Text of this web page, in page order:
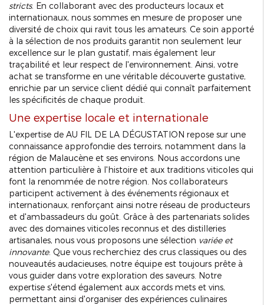
stricts. En collaborant avec des producteurs locaux et
internationaux, nous sommes en mesure de proposer une
diversité de choix qui ravit tous les amateurs. Ce soin apporté
à la sélection de nos produits garantit non seulement leur
excellence sur le plan gustatif, mais également leur
traçabilité et leur respect de l'environnement. Ainsi, votre
achat se transforme en une véritable découverte gustative,
enrichie par un service client dédié qui connaît parfaitement
les spécificités de chaque produit.
Une expertise locale et internationale
L'expertise de AU FIL DE LA DÉGUSTATION repose sur une
connaissance approfondie des terroirs, notamment dans la
région de Malaucène et ses environs. Nous accordons une
attention particulière à l'histoire et aux traditions viticoles qui
font la renommée de notre région. Nos collaborateurs
participent activement à des événements régionaux et
internationaux, renforçant ainsi notre réseau de producteurs
et d'ambassadeurs du goût. Grâce à des partenariats solides
avec des domaines viticoles reconnus et des distilleries
artisanales, nous vous proposons une sélection variée et
innovante. Que vous recherchiez des crus classiques ou des
nouveautés audacieuses, notre équipe est toujours prête à
vous guider dans votre exploration des saveurs. Notre
expertise s'étend également aux accords mets et vins,
permettant ainsi d'organiser des expériences culinaires